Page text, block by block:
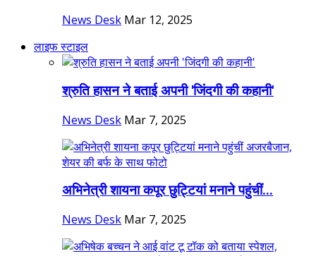
News Desk Mar 12, 2025
लाइफ स्टाइल
श्रुति हासन ने बताई अपनी 'जिंदगी की कहानी'
News Desk Mar 7, 2025
अभिनेत्री शायना कपूर छुट्टियां मनाने पहुंचीं...
News Desk Mar 7, 2025